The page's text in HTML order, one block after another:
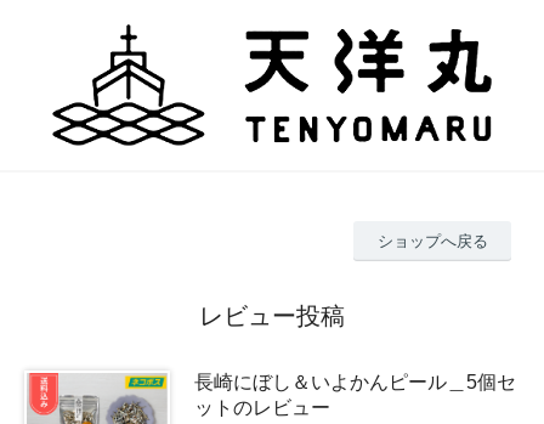
ショップへ戻る
レビュー投稿
長崎にぼし＆いよかんピール＿5個セ
ットのレビュー